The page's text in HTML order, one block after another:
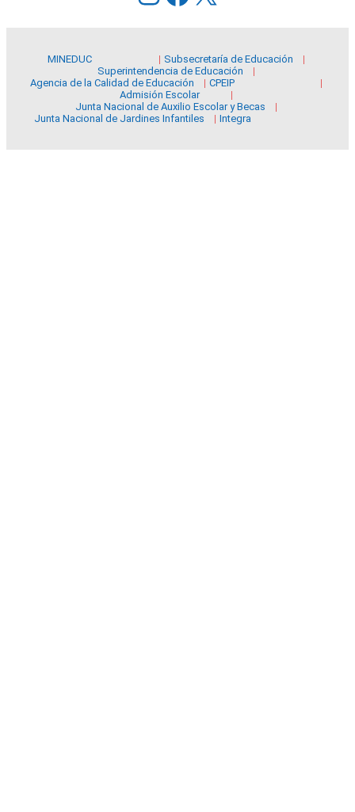
MINEDUC
Subsecretaría de Educación
Superintendencia de Educación
Agencia de la Calidad de Educación
CPEIP
Admisión Escolar
Junta Nacional de Auxilio Escolar y Becas
Junta Nacional de Jardines Infantiles
Integra